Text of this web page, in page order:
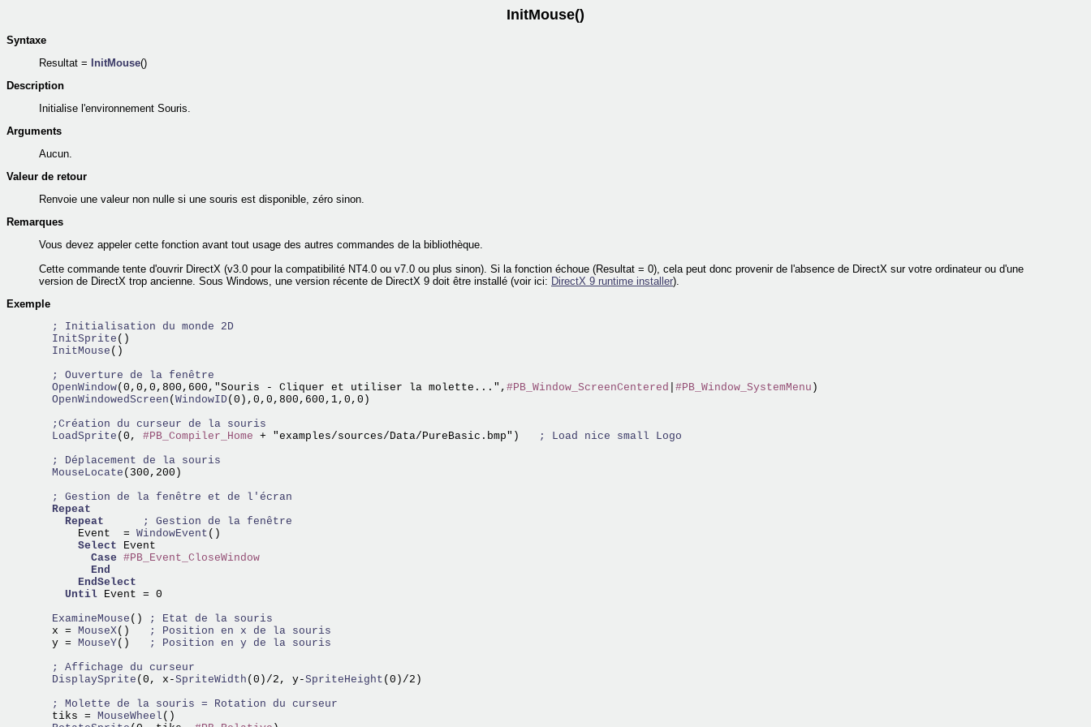
InitMouse()
Syntaxe
Resultat =
InitMouse()
Description
Initialise l'environnement Souris.
Arguments
Aucun.
Valeur de retour
Renvoie une valeur non nulle si une souris est disponible, zéro sinon.
Remarques
Vous devez appeler cette fonction avant tout usage des autres commandes de la bibliothèque.
Cette commande tente d'ouvrir DirectX (v3.0 pour la compatibilité NT4.0 ou v7.0 ou plus sinon). Si la fonction échoue (Resultat = 0), cela peut donc provenir de l'absence de DirectX sur votre ordinateur ou d'une
version de DirectX trop ancienne. Sous Windows, une version récente de DirectX 9 doit être installé (voir ici: DirectX 9 runtime installer).
Exemple
; Initialisation du monde 2D
  InitSprite
  InitMouse
()
; Ouverture de la fenêtre
  OpenWindow
(0,0,0,800,600,"Souris - Cliquer et utiliser la molette...", #PB_Window_ScreenCentered #PB_Window_SystemMenu
  OpenWindowedScreen
( WindowID (0),0,0,800,600,1,0,0)
;Création du curseur de la souris
  LoadSprite
(0, #PB_Compiler_Home + "examples/sources/Data/PureBasic.bmp")
; Load nice small Logo
; Déplacement de la souris
  MouseLocate
(300,200)
; Gestion de la fenêtre et de l'écran
Repeat
Repeat
; Gestion de la fenêtre
      Event  =
WindowEvent ()
Select Event
Case #PB_Event_CloseWindow
End
EndSelect
Until Event = 0
  ExamineMouse
()
; Etat de la souris
  x =
MouseX()
; Position en x de la souris
  y =
MouseY()
; Position en y de la souris
; Affichage du curseur
  DisplaySprite
(0, x-SpriteWidth (0)/2, y-SpriteHeight (0)/2)
; Molette de la souris = Rotation du curseur
  tiks =
MouseWheel